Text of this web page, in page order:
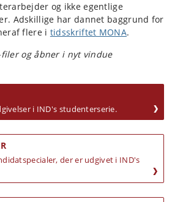
og ikke egentlige
Adskillige har dannet baggrund for
flere i tidsskriftet MONA.
og åbner i nyt vindue
i IND's studenterserie.
der er udgivet i IND's